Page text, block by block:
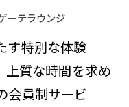
ーテラウンジ
す特別な体験
上質な時間を求め
会員制サービ